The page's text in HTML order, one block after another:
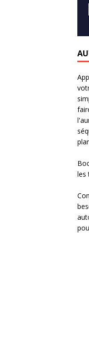
les